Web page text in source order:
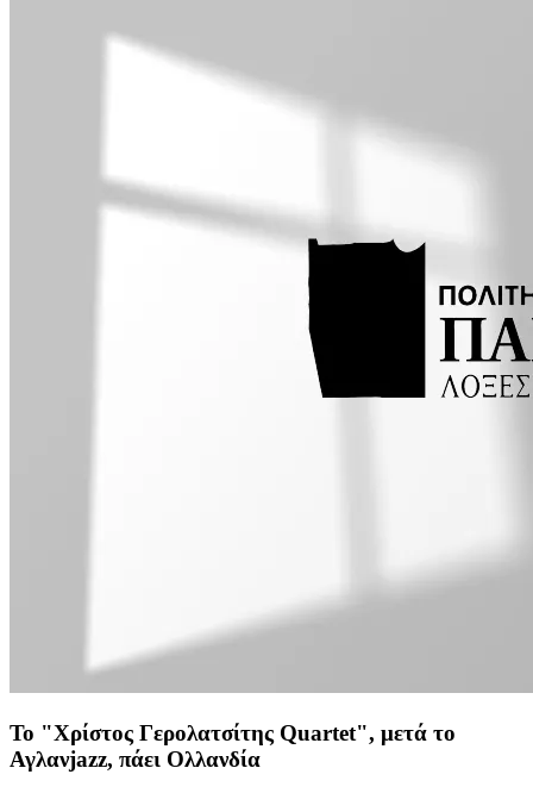
To "Χρίστος Γερολατσίτης Quartet", μετά το
Αγλανjazz, πάει Ολλανδία